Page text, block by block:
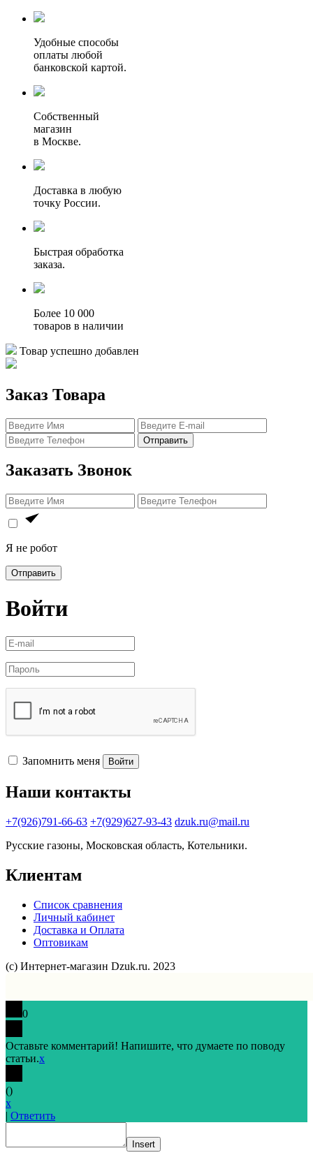
Удобные способы
оплаты любой
банковской картой.
Собственный
магазин
в Москве.
Доставка в любую
точку России.
Быстрая обработка
заказа.
Более 10 000
товаров в наличии
Товар успешно добавлен
Заказ Товара
Отправить
Заказать Звонок
Я не робот
Отправить
Войти
Запомнить меня Войти
Наши контакты
+7(926)791-66-63 +7(929)627-93-43 dzuk.ru@mail.ru
Русские газоны, Московская область, Котельники.
Клиентам
Список сравнения
Личный кабинет
Доставка и Оплата
Оптовикам
(с) Интернет-магазин Dzuk.ru. 2023
0
Оставьте комментарий! Напишите, что думаете по поводу
статьи.x
()
x
| Ответить
Insert